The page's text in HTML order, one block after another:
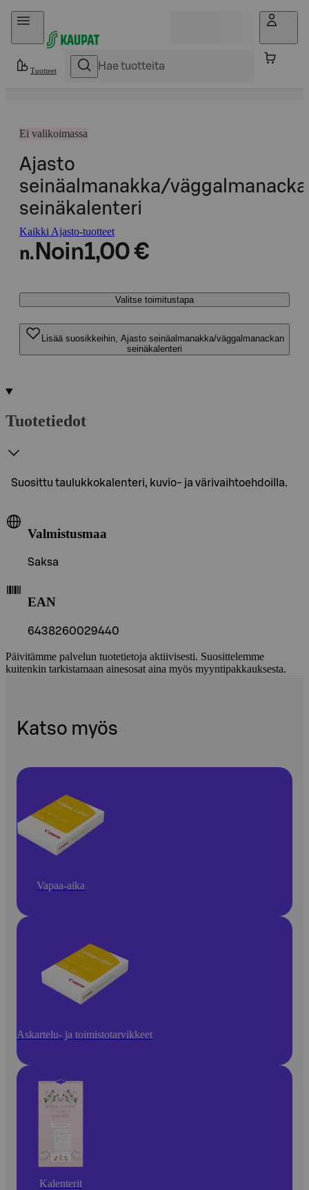
Hyppää sisältöön
Tuotteet
Ei valikoimassa
Ajasto
seinäalmanakka/
seinäkalenteri
Kaikki Ajasto-tuotteet
n. Noin1,00 €
Valitse toimitustapa
Lisää suosikkeihin, Ajasto seinäalmanakka/väggalmanackan
seinäkalenteri
Tuotetiedot
Suosittu taulukkokalenteri, kuvio- ja värivaihtoehdoilla.
Valmistusmaa
Saksa
EAN
6438260029440
Päivitämme palvelun tuotetietoja aktiivisesti. Suosittelemme
kuitenkin tarkistamaan ainesosat aina myös myyntipakkauksesta.
Katso myös
Vapaa-aika
Askartelu- ja toimistotarvikkeet
Kalenterit